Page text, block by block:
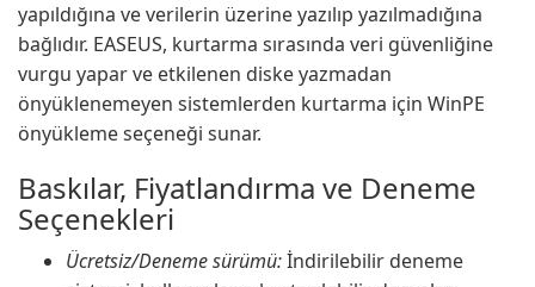
yapıldığına ve verilerin üzerine yazılıp yazılmadığına
bağlıdır. EASEUS, kurtarma sırasında veri güvenliğine
vurgu yapar ve etkilenen diske yazmadan
önyüklenemeyen sistemlerden kurtarma için WinPE
önyükleme seçeneği sunar.
Baskılar, Fiyatlandırma ve Deneme
Seçenekleri
Ücretsiz/Deneme sürümü:İndirilebilir deneme